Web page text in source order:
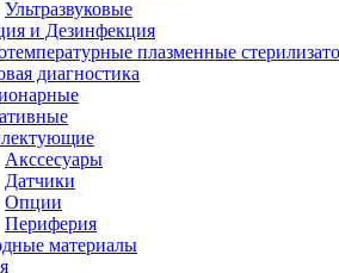
Ультразвуковые
и Дезинфекция
плазменные
диагностика
Акссесуары
Датчики
Опции
Периферия
материалы